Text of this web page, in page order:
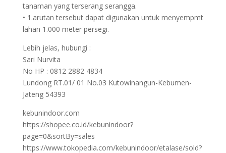
tanaman yang terserang serangga.
• 1.arutan tersebut dapat digunakan untuk menyempmt
lahan 1.000 meter persegi.
Lebih jelas, hubungi :
Sari Nurvita
No HP : 0812 2882 4834
Lundong RT.01/ 01 No.03 Kutowinangun-Kebumen-
Jateng 54393
kebunindoor.com
https://shopee.co.id/kebunindoor?
page=0&sortBy=sales
https://www.tokopedia.com/kebunindoor/etalase/sold?